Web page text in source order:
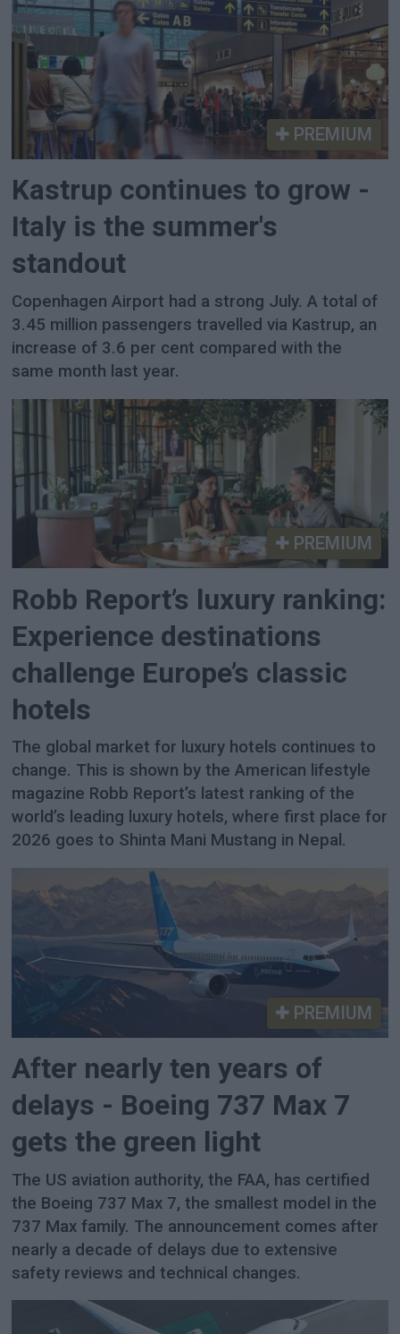
PREMIUM
Kastrup continues to grow -
Italy is the summer's
standout
Copenhagen Airport had a strong July. A total of
3.45 million passengers travelled via Kastrup, an
increase of 3.6 per cent compared with the
same month last year.
PREMIUM
Robb Report’s luxury ranking:
Experience destinations
challenge Europe’s classic
hotels
The global market for luxury hotels continues to
change. This is shown by the American lifestyle
magazine Robb Report’s latest ranking of the
world’s leading luxury hotels, where first place for
2026 goes to Shinta Mani Mustang in Nepal.
PREMIUM
After nearly ten years of
delays - Boeing 737 Max 7
gets the green light
The US aviation authority, the FAA, has certified
the Boeing 737 Max 7, the smallest model in the
737 Max family. The announcement comes after
nearly a decade of delays due to extensive
safety reviews and technical changes.